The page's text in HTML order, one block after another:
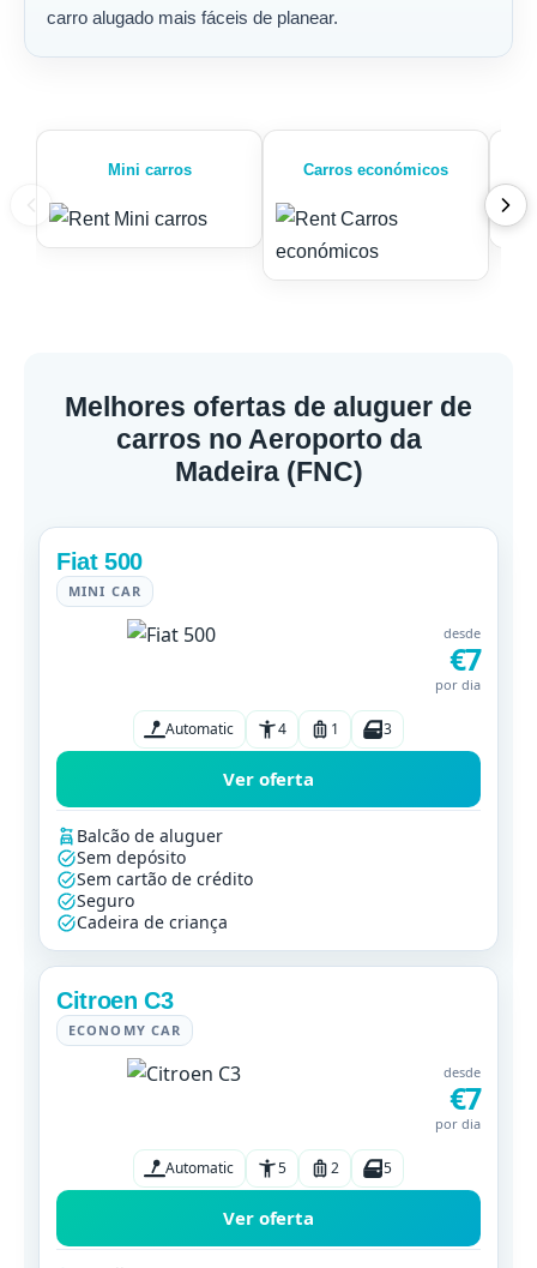
carro alugado mais fáceis de planear.
Mini carros Carros económicos
Melhores ofertas de aluguer de
carros no Aeroporto da
Madeira (FNC)
Fiat 500
MINI CAR
desde
€7
por dia
Automatic 4 1 3
Ver oferta
Balcão de aluguer
Sem depósito
Sem cartão de crédito
Seguro
Cadeira de criança
Citroen C3
ECONOMY CAR
desde
€7
por dia
Automatic 5 2 5
Ver oferta